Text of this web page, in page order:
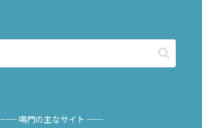
── 鳴門の主なサイト ──